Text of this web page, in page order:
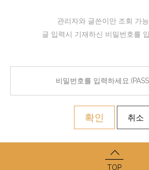
관리자와 글쓴이만 조회 가
글 입력시 기재하신 비밀번호를
확인 취소
TOP